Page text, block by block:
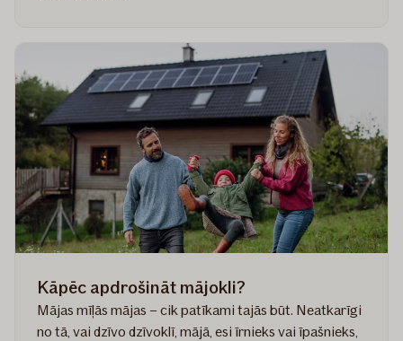
laikā:
noderīgi
padomi
Kāpēc apdrošināt mājokli?
Mājas mīļās mājas – cik patīkami tajās būt. Neatkarīgi
no tā, vai dzīvo dzīvoklī, mājā, esi īrnieks vai īpašnieks,